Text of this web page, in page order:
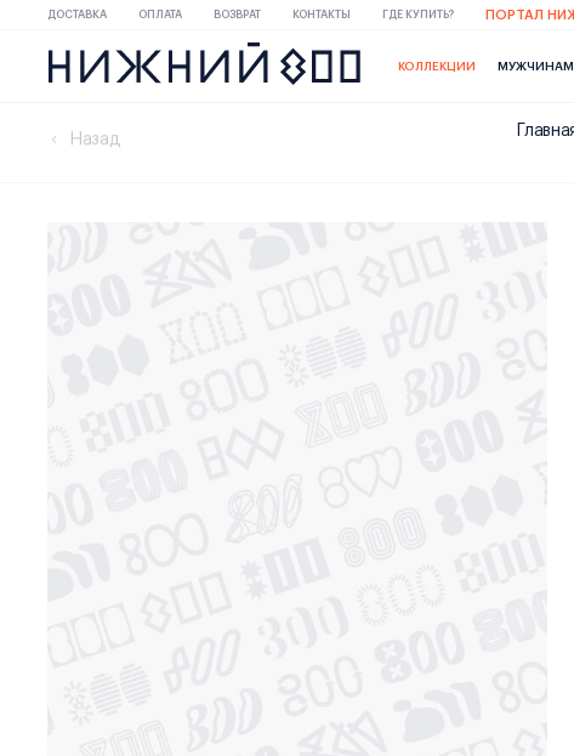
ДОСТАВКА ОПЛАТА ВОЗВРАТ КОНТАКТЫ ГДЕ КУПИТЬ? ПОРТАЛ
КОЛЛЕКЦИИ МУЖЧИНАМ
Назад